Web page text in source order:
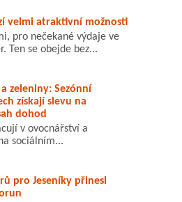
velmi atraktivní možnosti
pro nečekané výdaje ve
Ten se obejde bez...
zeleniny: Sezónní
získají slevu na
dohod
v ovocnářství a
sociálním...
pro Jeseníky přinesl